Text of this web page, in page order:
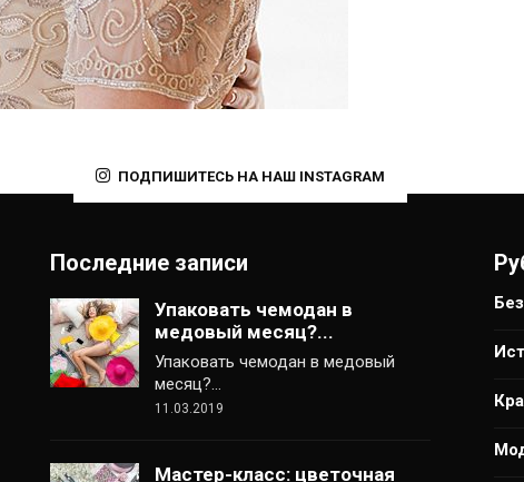
ПОДПИШИТЕСЬ НА НАШ INSTAGRAM
Последние записи
Упаковать чемодан в
медовый месяц?...
Упаковать чемодан в медовый
месяц?…
11.03.2019
Мастер-класс: цветочная